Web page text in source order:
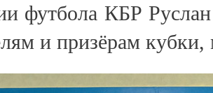
футбола КБР
и призёрам